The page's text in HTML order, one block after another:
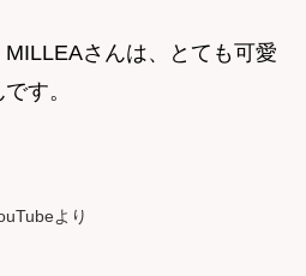
さんは、とても可愛
す。
より